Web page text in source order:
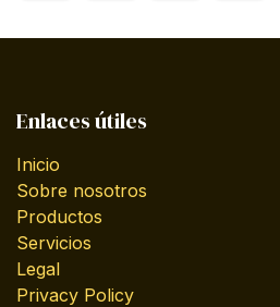
Enlaces útiles
Inicio
Sobre nosotros
Productos
Servicios
Legal
Privacy Policy